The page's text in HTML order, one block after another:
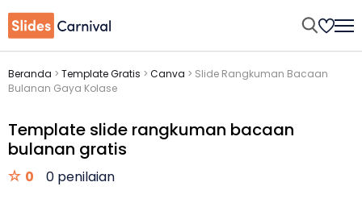
Beranda > Template Gratis > Canva > Slide Rangkuman Bacaan
Bulanan Gaya Kolase
Template slide rangkuman bacaan
bulanan gratis
0 0 penilaian